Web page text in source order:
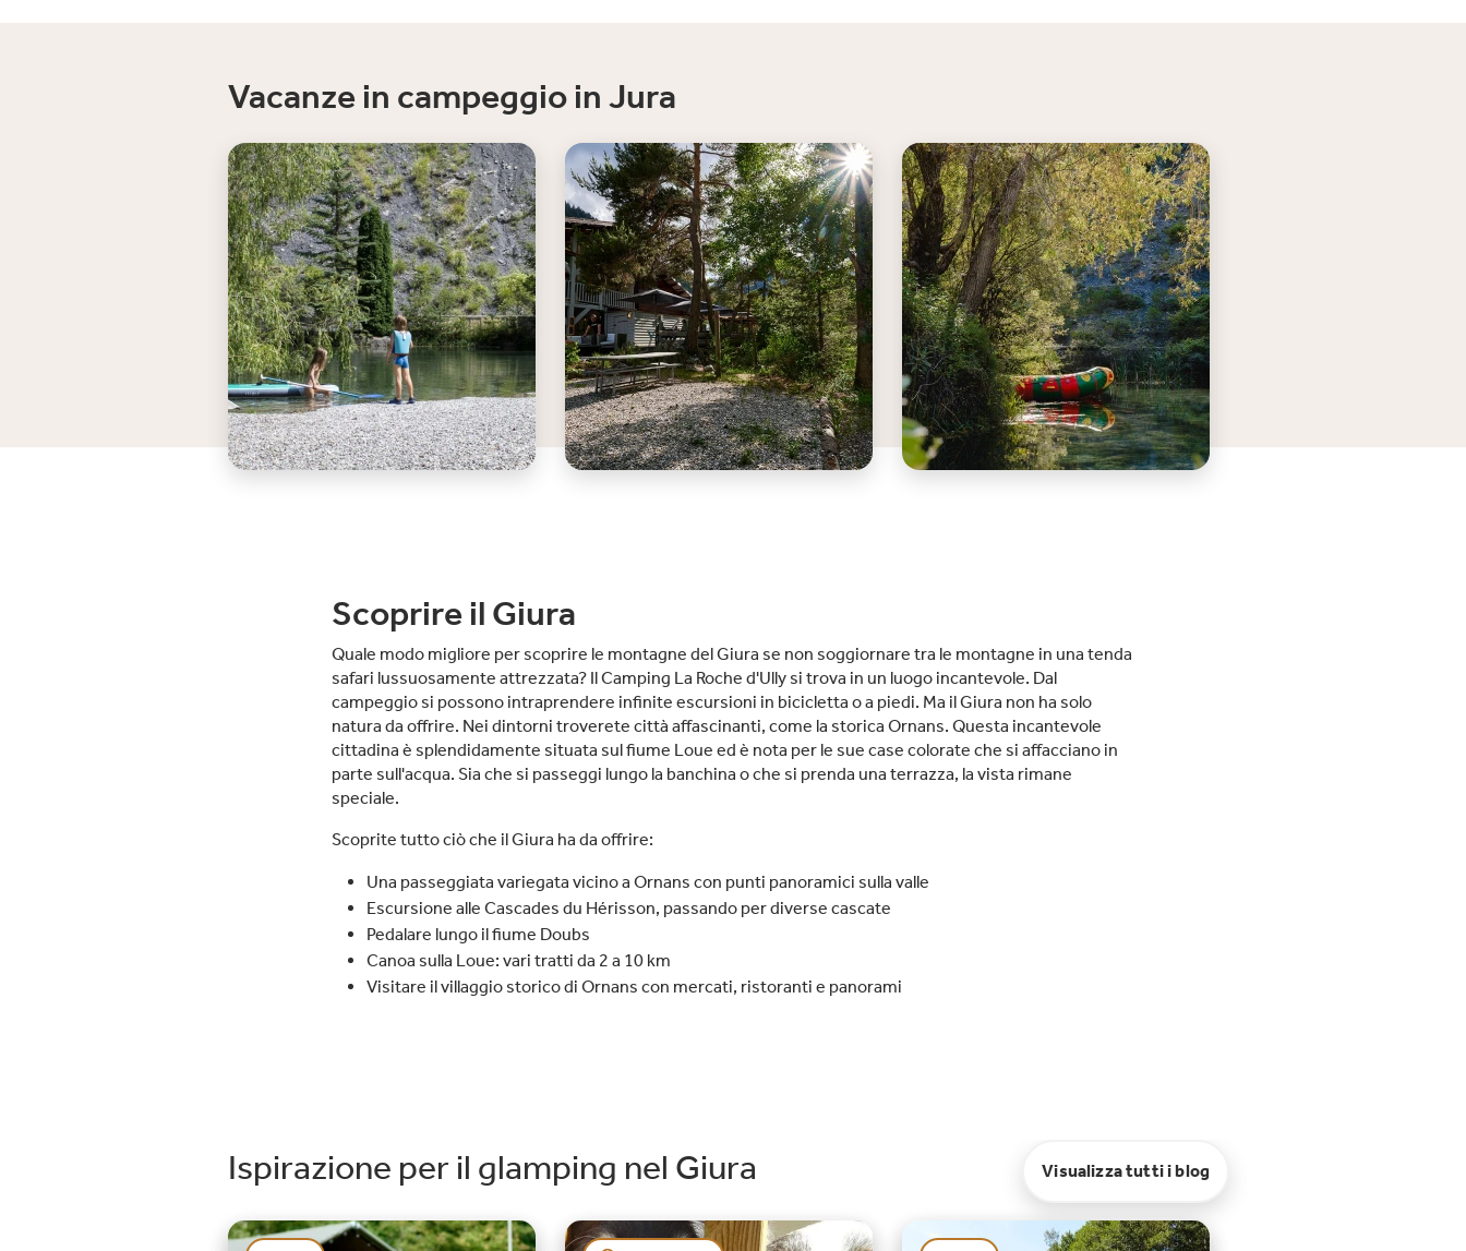
Vacanze in campeggio in Jura
Scoprire il Giura
Quale modo migliore per scoprire le montagne del Giura se non soggiornare tra le montagne in una tenda
safari lussuosamente attrezzata? Il Camping La Roche d'Ully si trova in un luogo incantevole. Dal
campeggio si possono intraprendere infinite escursioni in bicicletta o a piedi. Ma il Giura non ha solo
natura da offrire. Nei dintorni troverete città affascinanti, come la storica Ornans. Questa incantevole
cittadina è splendidamente situata sul fiume Loue ed è nota per le sue case colorate che si affacciano in
parte sull'acqua. Sia che si passeggi lungo la banchina o che si prenda una terrazza, la vista rimane
speciale.
Scoprite tutto ciò che il Giura ha da offrire:
Una passeggiata variegata vicino a Ornans con punti panoramici sulla valle
Escursione alle Cascades du Hérisson, passando per diverse cascate
Pedalare lungo il fiume Doubs
Canoa sulla Loue: vari tratti da 2 a 10 km
Visitare il villaggio storico di Ornans con mercati, ristoranti e panorami
Ispirazione per il glamping nel Giura Visualizza tutti i blog